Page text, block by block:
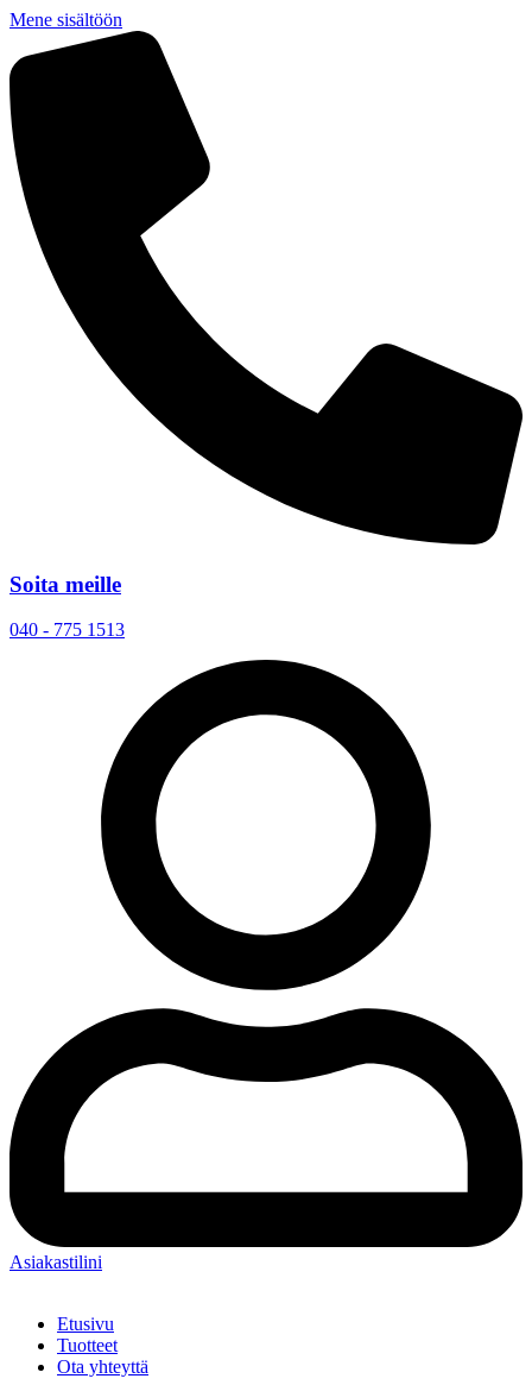
Mene sisältöön
Soita meille
040 - 775 1513
Asiakastilini
Etusivu
Tuotteet
Ota yhteyttä